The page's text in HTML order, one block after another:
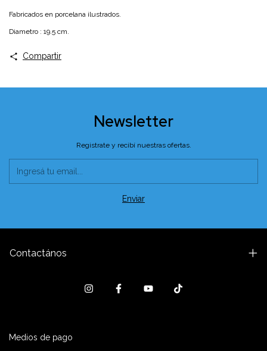
Fabricados en porcelana ilustrados.
Diametro : 19.5 cm.
Compartir
Newsletter
Registrate y recibí nuestras ofertas.
Contactános
Medios de pago